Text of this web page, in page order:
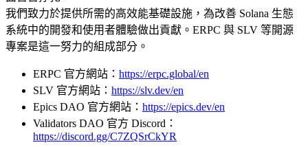
我們致力於提供所需的高效能基礎設施，為改善 Solana 生態
系統中的開發和使用者體驗做出貢獻。ERPC 與 SLV 等開源
專案是這一努力的組成部分。
ERPC 官方網站： https://erpc.global/en
SLV 官方網站： https://slv.dev/en
Epics DAO 官方網站： https://epics.dev/en
Validators DAO 官方 Discord：
https://discord.gg/C7ZQSrCkYR